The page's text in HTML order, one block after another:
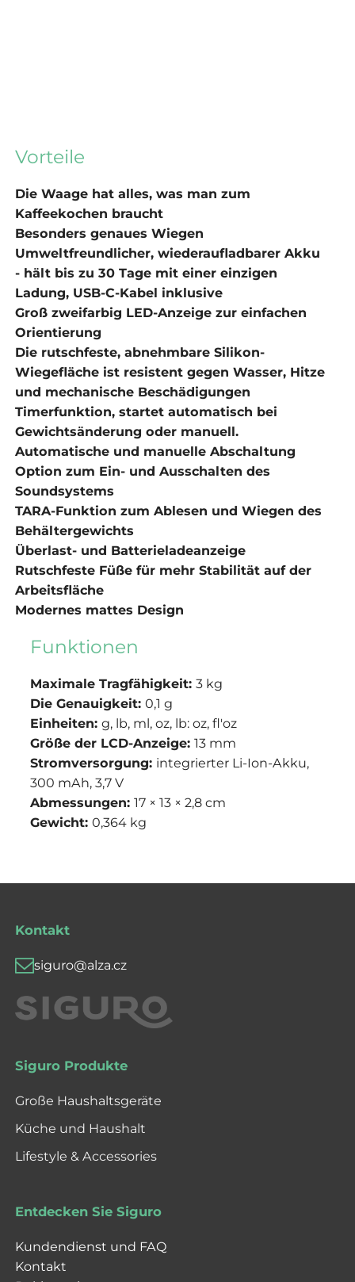
Vorteile
Die Waage hat alles, was man zum
Kaffeekochen braucht
Besonders genaues Wiegen
Umweltfreundlicher, wiederaufladbarer Akku
- hält bis zu 30 Tage mit einer einzigen
Ladung, USB-C-Kabel inklusive
Groß zweifarbig LED-Anzeige zur einfachen
Orientierung
Die rutschfeste, abnehmbare Silikon-
Wiegefläche ist resistent gegen Wasser, Hitze
und mechanische Beschädigungen
Timerfunktion, startet automatisch bei
Gewichtsänderung oder manuell.
Automatische und manuelle Abschaltung
Option zum Ein- und Ausschalten des
Soundsystems
TARA-Funktion zum Ablesen und Wiegen des
Behältergewichts
Überlast- und Batterieladeanzeige
Rutschfeste Füße für mehr Stabilität auf der
Arbeitsfläche
Modernes mattes Design
Funktionen
Maximale Tragfähigkeit: 3 kg
Die Genauigkeit: 0,1 g
Einheiten: g, lb, ml, oz, lb: oz, fl'oz
Größe der LCD-Anzeige: 13 mm
Stromversorgung: integrierter Li-Ion-Akku,
300 mAh, 3,7 V
Abmessungen: 17 × 13 × 2,8 cm
Gewicht: 0,364 kg
Kontakt
siguro@alza.cz
Siguro Produkte
Große Haushaltsgeräte
Küche und Haushalt
Lifestyle & Accessories
Entdecken Sie Siguro
Kundendienst und FAQ
Kontakt